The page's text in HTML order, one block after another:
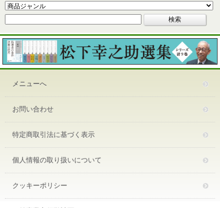
メニューへ
お問い合わせ
特定商取引法に基づく表示
個人情報の取り扱いについて
クッキーポリシー